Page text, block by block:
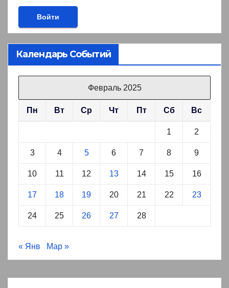
Календарь Событий
Февраль 2025
Пн Вт Ср Чт Пт Сб Вс
1 2
3 4 5 6 7 8 9
10 11 12 13 14 15 16
17 18 19 20 21 22 23
24 25 26 27 28
« Янв Мар »